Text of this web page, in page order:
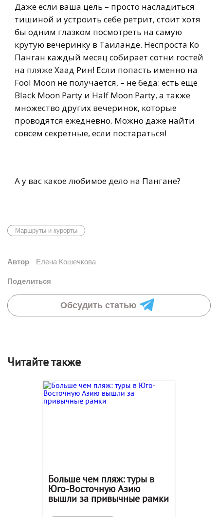
Даже если ваша цель – просто насладиться
тишиной и устроить себе ретрит, стоит хотя
бы одним глазком посмотреть на самую
крутую вечеринку в Таиланде. Неспроста Ко
Панган каждый месяц собирает сотни гостей
на пляже Хаад Рин! Если попасть именно на
Fool Moon не получается, – не беда: есть еще
Black Moon Party и Half Moon Party, а также
множество других вечеринок, которые
проводятся ежедневно. Можно даже найти
совсем секретные, если постараться!
А у вас какое любимое дело на Пангане?
Маршруты и курорты
Автор Елена Кошечкова
Поделиться
Обсудить статью
Читайте также
Больше чем пляж: туры в
Юго-Восточную Азию
вышли за привычные рамки